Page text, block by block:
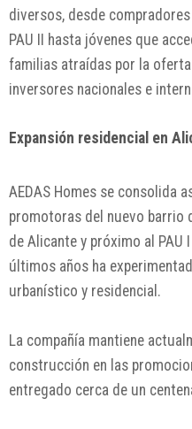
diversos, desde
PAU II hasta jóvenes que
familias atraídas por la
inversores nacionales e
Expansión residencial en
AEDAS Homes se consolida
promotoras del nuevo barrio
de Alicante y próximo al PAU
últimos años ha
urbanístico y residencial.
La compañía mantiene
construcción en las
entregado cerca de un